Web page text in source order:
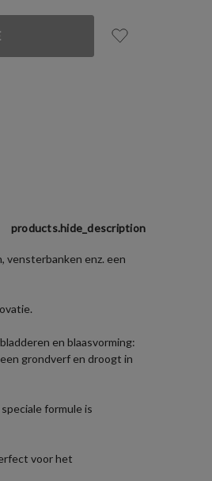
products.hide_description
vensterbanken enz. een
en blaasvorming:
grondverf en droogt in
formule is
voor het